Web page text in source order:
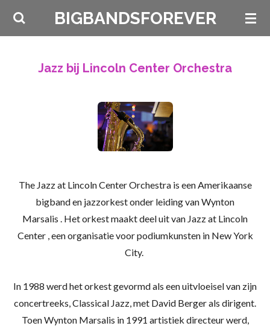
Ga
BIGBANDSFOREVER
Jazz bij Lincoln Center Orchestra
The Jazz at Lincoln Center Orchestra is een Amerikaanse
bigband en jazzorkest onder leiding vanWynton
Marsalis . Het orkest maakt deel uit van Jazz at Lincoln
Center , een organisatie voor podiumkunsten in New York
City.
In 1988 werd het orkest gevormd als een uitvloeisel van zijn
concertreeks, Classical Jazz, met David Berger als dirigent.
Toen Wynton Marsalis in 1991 artistiek directeur werd,